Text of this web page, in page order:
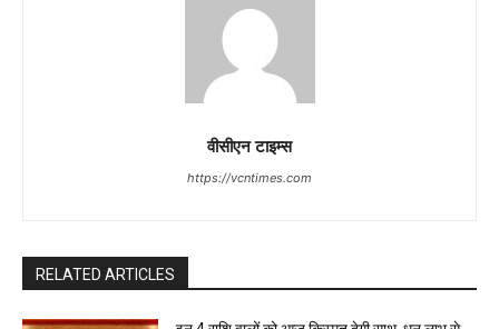
वीसीएन टाइम्स
https://vcntimes.com
RELATED ARTICLES